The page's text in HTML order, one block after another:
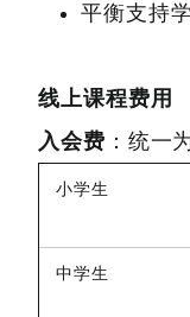
平衡支持
线上课程费用
入会费 ：统一
小学生
中学生